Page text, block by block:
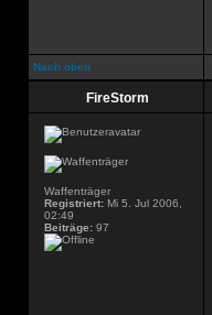
Nach oben
FireStorm
Waffenträger
Registriert: Mi 5. Jul 2006,
02:49
Beiträge: 97